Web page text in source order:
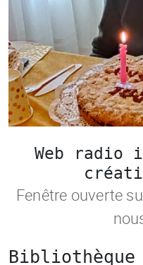
Web radio
Fenêtre ouverte
Bibliothèque